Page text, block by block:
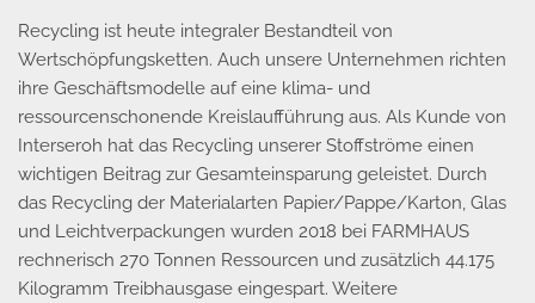
Recycling ist heute integraler Bestandteil von
Wertschöpfungsketten. Auch unsere Unternehmen richten
ihre Geschäftsmodelle auf eine klima- und
ressourcenschonende Kreislaufführung aus. Als Kunde von
Interseroh hat das Recycling unserer Stoffströme einen
wichtigen Beitrag zur Gesamteinsparung geleistet. Durch
das Recycling der Materialarten Papier/Pappe/Karton, Glas
und Leichtverpackungen wurden 2018 bei FARMHAUS
rechnerisch 270 Tonnen Ressourcen und zusätzlich 44.175
Kilogramm Treibhausgase eingespart. Weitere